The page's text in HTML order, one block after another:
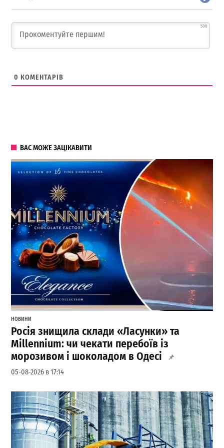
500
0 КОМЕНТАРІВ
ВАС МОЖЕ ЗАЦІКАВИТИ
НОВИНИ
Росія знищила склади «Ласунки» та
Millennium: чи чекати перебоїв із
морозивом і шоколадом в Одесі
05-08-2026 в 17:14